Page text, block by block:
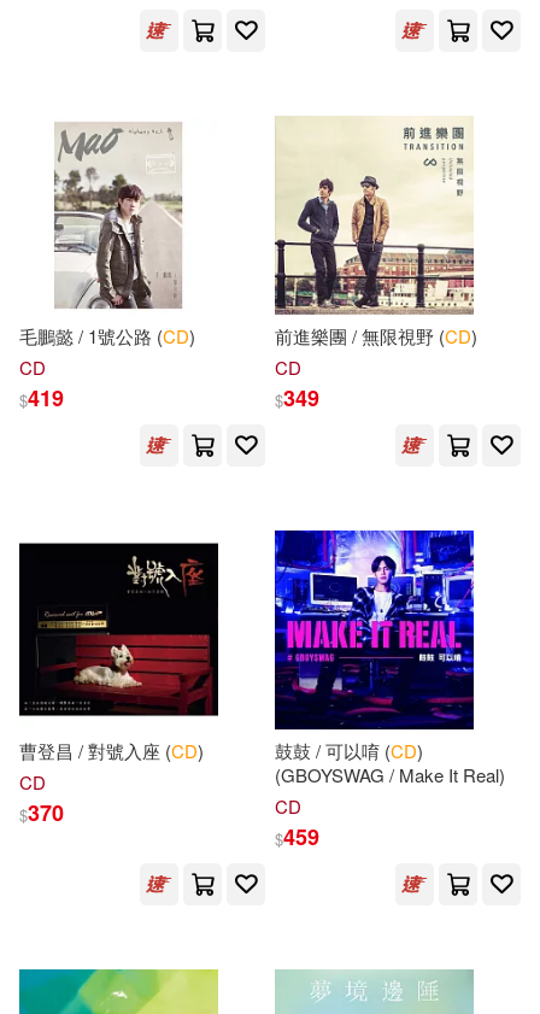
劉燦樑(42) 嚴軍(42)
桃太郎映像出版(41)
荊成義(41) 華圖教育(41)
M.D.(40)
プレステージ出版(写真集)(40)
湯素蘭(40) C&d(39)
Gary(39)
Molinsky(39)
中公教育教師招聘考試研究院編(3
教育部(39) 潘曉燕(38)
DEEP’S(37)
Moore(37) Nixon(37)
ビッグモーカル(37)
南京大學出版社(298)
華中科技大學出版社(297)
華東師範大學出版社(289)
北京語言大學出版社(286)
デアゴスティーニ・ジャパン(281)
Eloquence(280)
大連理工大學出版社(274)
音樂之橋(267)
哈爾濱工業大學出版社(258)
中國財政經濟出版社(255)
PAD(251)
毛鵬懿 / 1號公路 (CD)
CD
$419
前進樂團 / 無限視野 (CD)
CD
$349
曹登昌 / 對號入座 (CD)
CD
$370
鼓鼓 / 可以唷 (CD)
(GBOYSWAG / Make It Real)
CD
$459